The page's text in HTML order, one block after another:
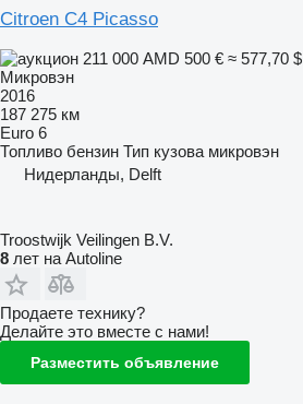
Citroen C4 Picasso
211 000 AMD 500 € ≈ 577,70 $
Микровэн
2016
187 275 км
Euro 6
Топливо бензин Тип кузова микровэн
Нидерланды, Delft
Troostwijk Veilingen B.V.
8 лет на Autoline
Продаете технику?
Делайте это вместе с нами!
Разместить объявление